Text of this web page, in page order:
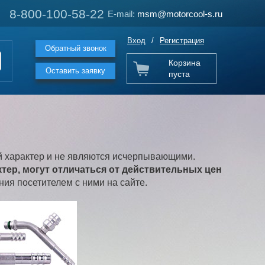
800-100-58-22 E-mail: msm@motorcool-s.ru
Обратный звонок
Оставить заявку
8-800-100-58-22 E-mail: msm@motorcool-s.ru
Вход / Регистрация
Корзина
пуста
и не являются исчерпывающими.
могут отличаться от действительных цен
посетителем с ними на сайте.